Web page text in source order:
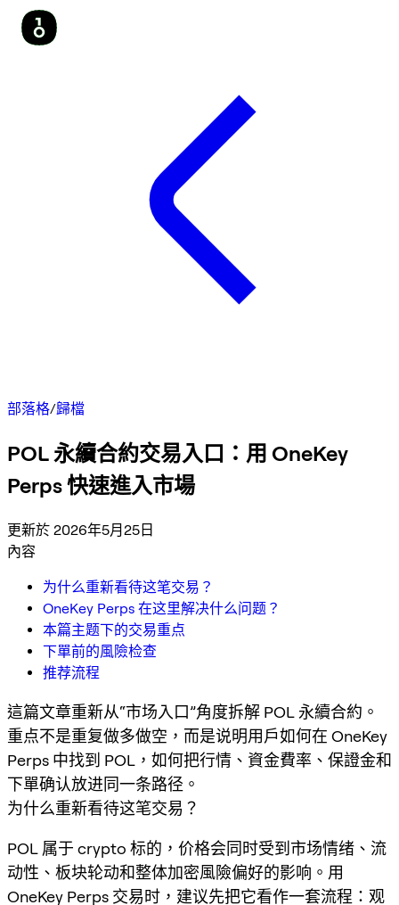
部落格/歸檔
POL 永續合約交易入口：用 OneKey
Perps 快速進入市場
更新於 2026年5月25日
內容
为什么重新看待这笔交易？
OneKey Perps 在这里解决什么问题？
本篇主题下的交易重点
下單前的風險检查
推荐流程
這篇文章重新从“市场入口”角度拆解 POL 永續合約。
重点不是重复做多做空，而是说明用戶如何在 OneKey
Perps 中找到 POL，如何把行情、資金費率、保證金和
下單确认放进同一条路径。
为什么重新看待这笔交易？
POL 属于 crypto 标的，价格会同时受到市场情绪、流
动性、板块轮动和整体加密風險偏好的影响。用
OneKey Perps 交易时，建议先把它看作一套流程：观